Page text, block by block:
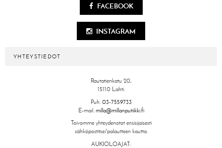
FACEBOOK
INSTAGRAM
YHTEYSTIEDOT
Rautatienkatu 20,
15110 Lahti.
Puh. 03-7559733
E-mail. milla@millanputiikki.fi
Toivomme yhteydenotot ensisijaisesti
sähköpostitse/palautteen kautta.
AUKIOLOAJAT: